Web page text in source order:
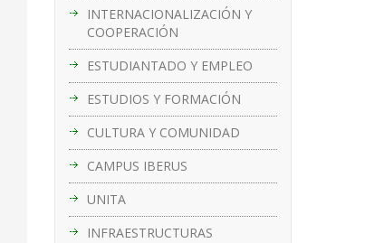
INTERNACIONALIZACIÓN Y
COOPERACIÓN
ESTUDIANTADO Y EMPLEO
ESTUDIOS Y FORMACIÓN
CULTURA Y COMUNIDAD
CAMPUS IBERUS
UNITA
INFRAESTRUCTURAS